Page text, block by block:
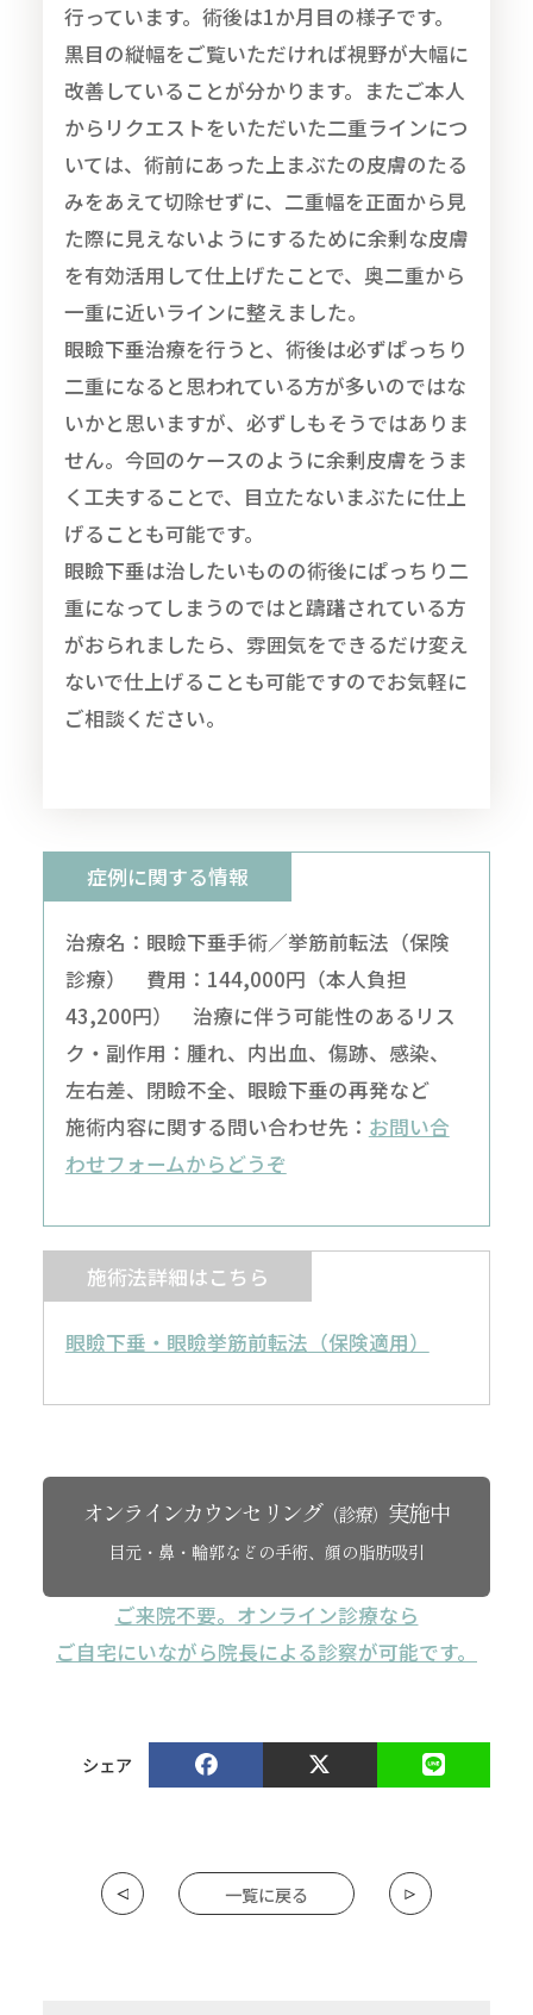
行っています。術後は1か月目の様子です。
黒目の縦幅をご覧いただければ視野が大幅に
改善していることが分かります。またご本人
からリクエストをいただいた二重ラインにつ
いては、術前にあった上まぶたの皮膚のたる
みをあえて切除せずに、二重幅を正面から見
た際に見えないようにするために余剰な皮膚
を有効活用して仕上げたことで、奥二重から
一重に近いラインに整えました。
眼瞼下垂治療を行うと、術後は必ずぱっちり
二重になると思われている方が多いのではな
いかと思いますが、必ずしもそうではありま
せん。今回のケースのように余剰皮膚をうま
く工夫することで、目立たないまぶたに仕上
げることも可能です。
眼瞼下垂は治したいものの術後にぱっちり二
重になってしまうのではと躊躇されている方
がおられましたら、雰囲気をできるだけ変え
ないで仕上げることも可能ですのでお気軽に
ご相談ください。
症例に関する情報
治療名：眼瞼下垂手術／挙筋前転法（保険
診療） 費用：144,000円（本人負担
43,200円） 治療に伴う可能性のあるリス
ク・副作用：腫れ、内出血、傷跡、感染、
左右差、閉瞼不全、眼瞼下垂の再発など
施術内容に関する問い合わせ先： お問い合
わせフォームからどうぞ
施術法詳細はこちら
眼瞼下垂・眼瞼挙筋前転法（保険適用）
オンラインカウンセリング（診療） 実施中
目元・鼻・輪郭などの手術、顔の脂肪吸引
ご来院不要。オンライン診療なら
ご自宅にいながら院長による診察が可能です。
シェア
一覧に戻る